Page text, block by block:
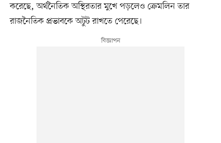
করেছে, অর্থনৈতিক অস্থিরতার মুখে পড়লেও ক্রেমলিন তার
রাজনৈতিক প্রভাবকে অটুট রাখতে পেরেছে।